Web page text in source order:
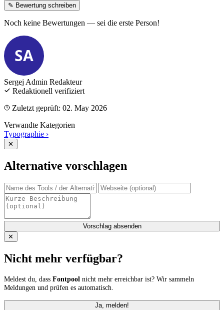
✎ Bewertung schreiben
Noch keine Bewertungen — sei die erste Person!
SA
Sergej Admin Redakteur
Redaktionell verifiziert
Zuletzt geprüft: 02. May 2026
Verwandte Kategorien
Typographie ›
✕
Alternative vorschlagen
Vorschlag absenden
✕
Nicht mehr verfügbar?
Meldest du, dass Fontpool nicht mehr erreichbar ist? Wir sammeln
Meldungen und prüfen es automatisch.
Ja, melden!